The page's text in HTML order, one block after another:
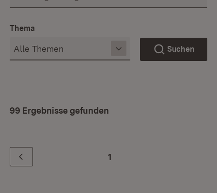
Thema
Suchen
99 Ergebnisse gefunden
Zurück 1